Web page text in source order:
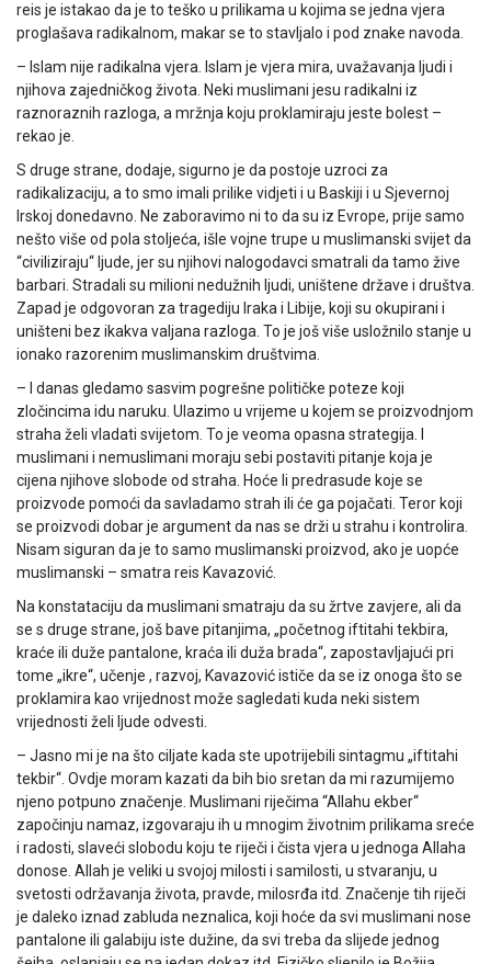
reis je istakao da je to teško u prilikama u kojima se jedna vjera
proglašava radikalnom, makar se to stavljalo i pod znake navoda.
– Islam nije radikalna vjera. Islam je vjera mira, uvažavanja ljudi i
njihova zajedničkog života. Neki muslimani jesu radikalni iz
raznoraznih razloga, a mržnja koju proklamiraju jeste bolest –
rekao je.
S druge strane, dodaje, sigurno je da postoje uzroci za
radikalizaciju, a to smo imali prilike vidjeti i u Baskiji i u Sjevernoj
Irskoj donedavno. Ne zaboravimo ni to da su iz Evrope, prije samo
nešto više od pola stoljeća, išle vojne trupe u muslimanski svijet da
“civiliziraju“ ljude, jer su njihovi nalogodavci smatrali da tamo žive
barbari. Stradali su milioni nedužnih ljudi, uništene države i društva.
Zapad je odgovoran za tragediju Iraka i Libije, koji su okupirani i
uništeni bez ikakva valjana razloga. To je još više usložnilo stanje u
ionako razorenim muslimanskim društvima.
– I danas gledamo sasvim pogrešne političke poteze koji
zločincima idu naruku. Ulazimo u vrijeme u kojem se proizvodnjom
straha želi vladati svijetom. To je veoma opasna strategija. I
muslimani i nemuslimani moraju sebi postaviti pitanje koja je
cijena njihove slobode od straha. Hoće li predrasude koje se
proizvode pomoći da savladamo strah ili će ga pojačati. Teror koji
se proizvodi dobar je argument da nas se drži u strahu i kontrolira.
Nisam siguran da je to samo muslimanski proizvod, ako je uopće
muslimanski – smatra reis Kavazović.
Na konstataciju da muslimani smatraju da su žrtve zavjere, ali da
se s druge strane, još bave pitanjima, „početnog iftitahi tekbira,
kraće ili duže pantalone, kraća ili duža brada“, zapostavljajući pri
tome „ikre“, učenje , razvoj, Kavazović ističe da se iz onoga što se
proklamira kao vrijednost može sagledati kuda neki sistem
vrijednosti želi ljude odvesti.
– Jasno mi je na što ciljate kada ste upotrijebili sintagmu „iftitahi
tekbir“. Ovdje moram kazati da bih bio sretan da mi razumijemo
njeno potpuno značenje. Muslimani riječima “Allahu ekber“
započinju namaz, izgovaraju ih u mnogim životnim prilikama sreće
i radosti, slaveći slobodu koju te riječi i čista vjera u jednoga Allaha
donose. Allah je veliki u svojoj milosti i samilosti, u stvaranju, u
svetosti održavanja života, pravde, milosrđa itd. Značenje tih riječi
je daleko iznad zabluda neznalica, koji hoće da svi muslimani nose
pantalone ili galabiju iste dužine, da svi treba da slijede jednog